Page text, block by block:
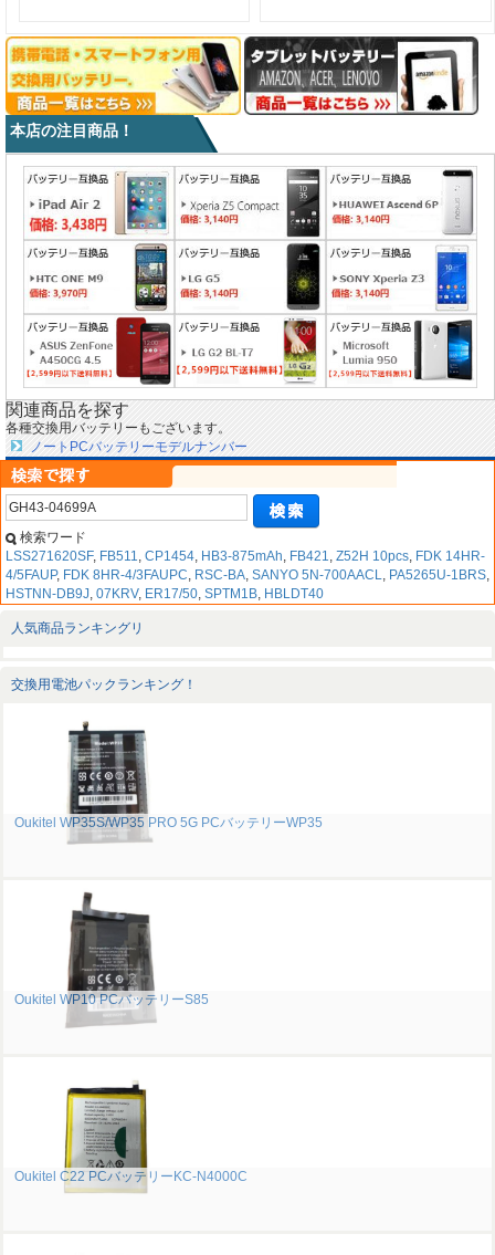
本店の注目商品！
関連商品を探す
各種交換用バッテリーもございます。
ノートPCバッテリーモデルナンバー
検索ワード
LSS271620SF, FB511, CP1454, HB3-875mAh, FB421, Z52H 10pcs, FDK 14HR-
4/5FAUP, FDK 8HR-4/3FAUPC, RSC-BA, SANYO 5N-700AACL, PA5265U-1BRS,
HSTNN-DB9J, 07KRV, ER17/50, SPTM1B, HBLDT40
人気商品ランキングリ
交換用電池パックランキング！
Oukitel WP35S/WP35 PRO 5G PCバッテリーWP35
Oukitel WP10 PCバッテリーS85
Oukitel C22 PCバッテリーKC-N4000C